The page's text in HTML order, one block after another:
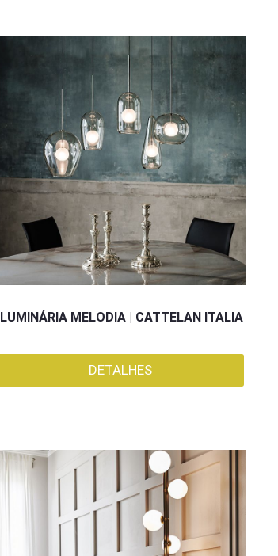
LUMINÁRIA MELODIA | CATTELAN ITALIA
DETALHES